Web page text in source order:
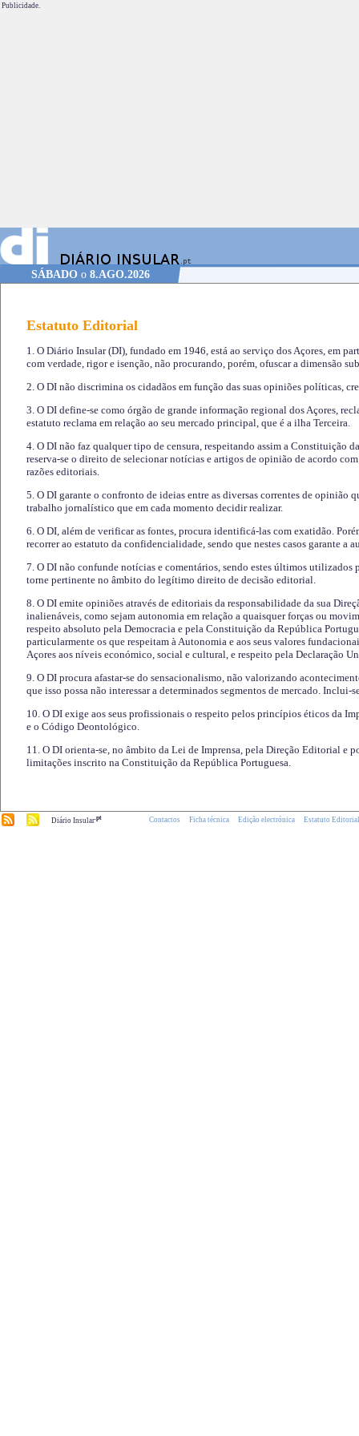
Publicidade.
SÁBADOo 8.AGO.2026
Estatuto Editorial
1. O Diário Insular (DI), fundado em 1946, está ao serviço dos Açores, em
com verdade, rigor e isenção, não procurando, porém, ofuscar a dimensão
2. O DI não discrimina os cidadãos em função das suas opiniões políticas,
3. O DI define-se como órgão de grande informação regional dos Açores,
estatuto reclama em relação ao seu mercado principal, que é a ilha Terceira.
4. O DI não faz qualquer tipo de censura, respeitando assim a Constituição
reserva-se o direito de selecionar notícias e artigos de opinião de acordo
razões editoriais.
5. O DI garante o confronto de ideias entre as diversas correntes de opinião
trabalho jornalístico que em cada momento decidir realizar.
6. O DI, além de verificar as fontes, procura identificá-las com exatidão.
recorrer ao estatuto da confidencialidade, sendo que nestes casos garante a
7. O DI não confunde notícias e comentários, sendo estes últimos utilizados
torne pertinente no âmbito do legítimo direito de decisão editorial.
8. O DI emite opiniões através de editoriais da responsabilidade da sua
inalienáveis, como sejam autonomia em relação a quaisquer forças ou
respeito absoluto pela Democracia e pela Constituição da República
particularmente os que respeitam à Autonomia e aos seus valores
Açores aos níveis económico, social e cultural, e respeito pela Declaração
9. O DI procura afastar-se do sensacionalismo, não valorizando
que isso possa não interessar a determinados segmentos de mercado.
10. O DI exige aos seus profissionais o respeito pelos princípios éticos da
e o Código Deontológico.
11. O DI orienta-se, no âmbito da Lei de Imprensa, pela Direção Editorial e
limitações inscrito na Constituição da República Portuguesa.
Diário Insular.pt Contactos Ficha técnica Edição electrónica Estatuto Editorial